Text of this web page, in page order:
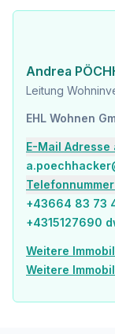
Kindergarten <250m
Nahversorgung
Supermarkt <250m
Bäckerei <500m
Geldautomat
Bank <750m
Post <750m
Polizei <750m
Verkehr
Bus <250m
Straßenbahn
Andrea
Leitung
EHL Wohnen
E-Mail Adresse
+43664 83 73
+4315127690
Weitere
Weitere